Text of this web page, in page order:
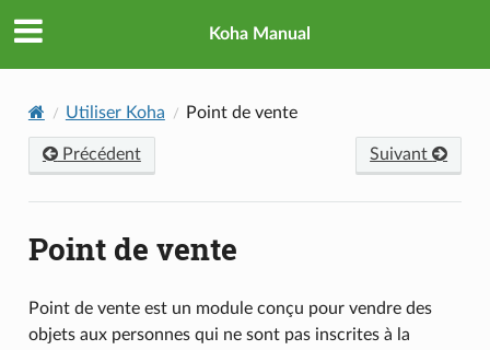
Koha Manual
Utiliser Koha Point de vente
Précédent Suivant
Point de vente
Point de vente est un module conçu pour vendre des
objets aux personnes qui ne sont pas inscrites à la